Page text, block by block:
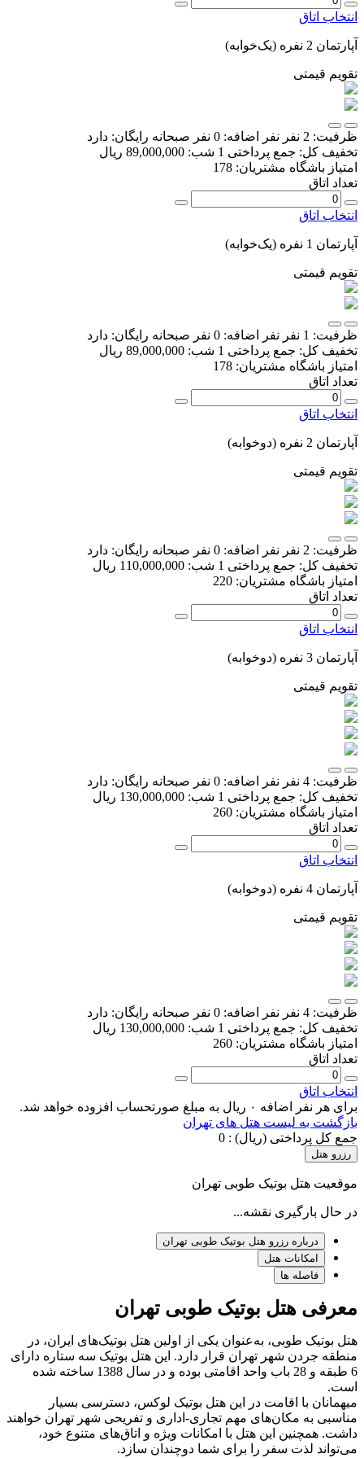
انتخاب اتاق
آپارتمان 2 نفره (یک‌خوابه)
تقویم قیمتی
ظرفیت: 2 نفر نفر اضافه: 0 نفر صبحانه رایگان: دارد
تخفیف کل: جمع پرداختی 1 شب:
89,000,000 ریال
امتیاز باشگاه مشتریان: 178
تعداد اتاق
انتخاب اتاق
آپارتمان 1 نفره (یک‌خوابه)
تقویم قیمتی
ظرفیت: 1 نفر نفر اضافه: 0 نفر صبحانه رایگان: دارد
تخفیف کل: جمع پرداختی 1 شب:
89,000,000 ریال
امتیاز باشگاه مشتریان: 178
تعداد اتاق
انتخاب اتاق
آپارتمان 2 نفره (دوخوابه)
تقویم قیمتی
ظرفیت: 2 نفر نفر اضافه: 0 نفر صبحانه رایگان: دارد
تخفیف کل: جمع پرداختی 1 شب:
110,000,000 ریال
امتیاز باشگاه مشتریان: 220
تعداد اتاق
انتخاب اتاق
آپارتمان 3 نفره (دوخوابه)
تقویم قیمتی
ظرفیت: 4 نفر نفر اضافه: 0 نفر صبحانه رایگان: دارد
تخفیف کل: جمع پرداختی 1 شب:
130,000,000 ریال
امتیاز باشگاه مشتریان: 260
تعداد اتاق
انتخاب اتاق
آپارتمان 4 نفره (دوخوابه)
تقویم قیمتی
ظرفیت: 4 نفر نفر اضافه: 0 نفر صبحانه رایگان: دارد
تخفیف کل: جمع پرداختی 1 شب:
130,000,000 ریال
امتیاز باشگاه مشتریان: 260
تعداد اتاق
انتخاب اتاق
برای هر نفر اضافه ۰ ریال به مبلغ صورتحساب افزوده خواهد شد.
بازگشت به لیست هتل های تهران
جمع کل پرداختی (ریال) : 0
رزرو هتل
موقعیت هتل بوتیک طوبی تهران
در حال بارگیری نقشه...
درباره رزرو هتل بوتیک طوبی تهران
امکانات هتل
فاصله ها
معرفی هتل بوتیک طوبی تهران
هتل بوتیک طوبی، به‌عنوان یکی از اولین هتل‌ بوتیک‌های ایران، در
منطقه جردن شهر تهران قرار دارد. این هتل بوتیک سه ستاره دارای
6 طبقه و 28 باب واحد اقامتی بوده و در سال 1388 ساخته شده
است.
میهمانان با اقامت در این هتل بوتیک لوکس، دسترسی بسیار
مناسبی به مکان‌های مهم تجاری-اداری و تفریحی شهر تهران خواهند
داشت. همچنین این هتل با امکانات ویژه و اتاق‌های متنوع خود،
می‌تواند لذت سفر را برای شما دوچندان سازد.